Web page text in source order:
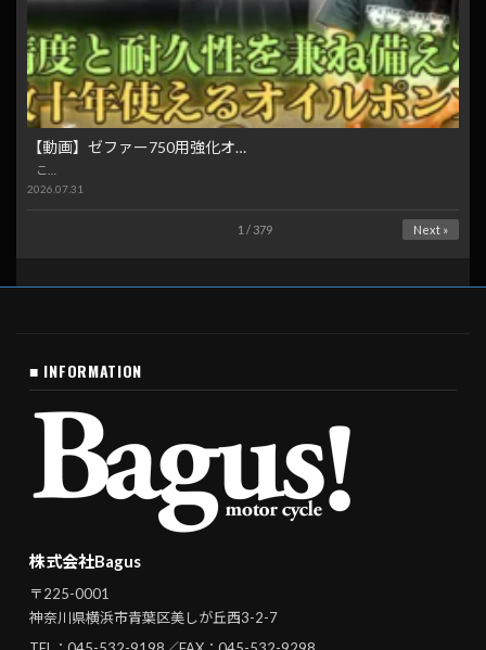
【動画】ゼファー750用強化オ…
こ…
2026.07.31
1 / 379 Next »
■ INFORMATION
株式会社Bagus
〒225-0001
神奈川県横浜市青葉区美しが丘西3-2-7